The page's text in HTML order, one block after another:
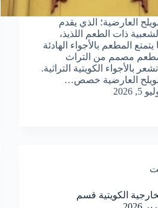
العارضية؛ الذي يقدم
ذات الطعم اللذيذ،
المطعم بالأجواء الهادئة
مصمم من التراث
بالأجواء الكويتية التراثية.
العارضية خصص…
5, 2026
الكويتية قسم